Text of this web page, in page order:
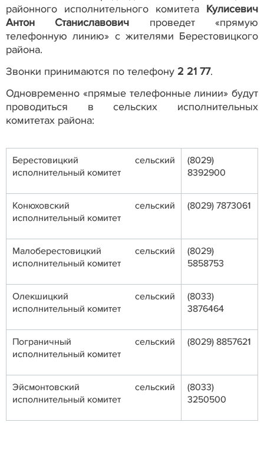
районного исполнительного комитета Кулисевич
Антон Станиславович проведет «прямую
телефонную линию» с жителями Берестовицкого
района.
Звонки принимаются по телефону 2 21 77.
Одновременно «прямые телефонные линии» будут
проводиться в сельских исполнительных
комитетах района:
Берестовицкий сельский
исполнительный комитет
(8029)
8392900
Конюховский сельский
исполнительный комитет
(8029) 7873061
Малоберестовицкий сельский
исполнительный комитет
(8029)
5858753
Олекшицкий сельский
исполнительный комитет
(8033)
3876464
Пограничный сельский
исполнительный комитет
(8029) 8857621
Эйсмонтовский сельский
исполнительный комитет
(8033)
3250500